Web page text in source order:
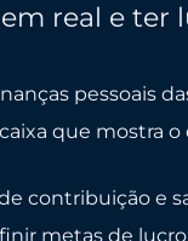
real e ter
pessoais
que mostra
contribuição e
metas de